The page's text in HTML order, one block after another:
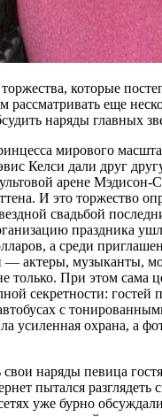
которые
рассматривать еще
наряды главных
мирового
Келси дали друг
арене Мэдисон-
И это торжество
свадьбой
праздника
а среди
— актеры, музыканты,
только. При этом сама
секретности: гостей
с
усиленная охрана, а
свои наряды певица
пытался разглядеть
уже бурно